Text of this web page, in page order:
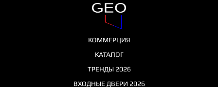
КОММЕРЦИЯ
КАТАЛОГ
ТРЕНДЫ 2026
ВХОДНЫЕ ДВЕРИ 2026